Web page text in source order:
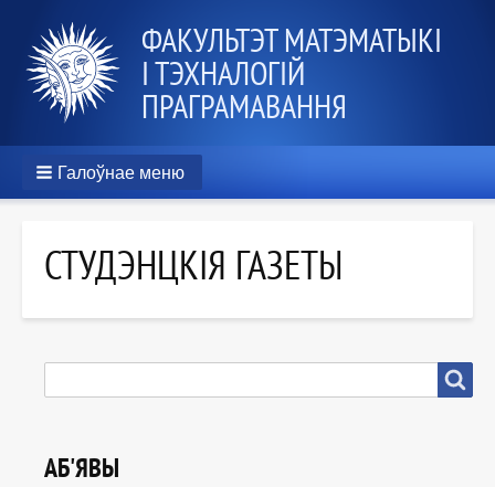
ФАКУЛЬТЭТ МАТЭМАТЫКІ
І ТЭХНАЛОГІЙ
ПРАГРАМАВАННЯ
Галоўнае меню
СТУДЭНЦКІЯ ГАЗЕТЫ
АБ'ЯВЫ